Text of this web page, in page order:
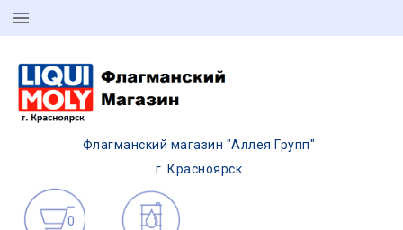
Флагманский магазин "Аллея Групп"
г. Красноярск
0